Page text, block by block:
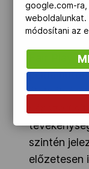
Sport
Fair Play
szintén
előzetesen
google.com-
módosítani az